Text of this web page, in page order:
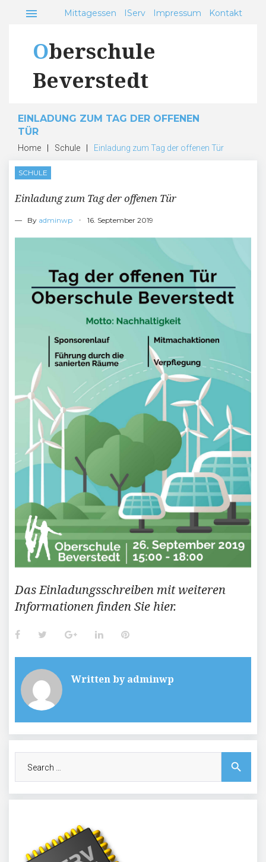
Mittagessen IServ Impressum Kontakt
Oberschule
Beverstedt
menu
EINLADUNG ZUM TAG DER OFFENEN
TÜR
Home Schule Einladung zum Tag der offenen Tür
SCHULE
Einladung zum Tag der offenen Tür
— By adminwp 16. September 2019
Das Einladungsschreiben mit weiteren
Informationen finden Sie hier.
FacebookTwitterGoogle+LinkedInPinterest
Written byadminwp
search